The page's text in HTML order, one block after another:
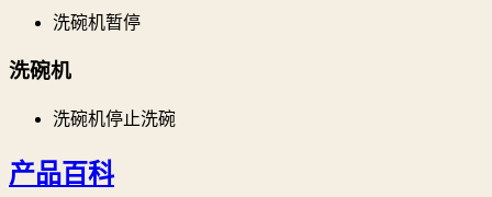
洗碗机暂停
洗碗机
洗碗机停止洗碗
产品百科